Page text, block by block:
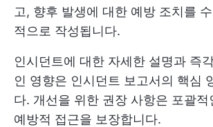
고, 향후 발생에 대한 예방 조치를
적으로 작성됩니다.
인시던트에 대한 자세한 설명과 즉
인 영향은 인시던트 보고서의 핵심
다. 개선을 위한 권장 사항은 포괄적
예방적 접근을 보장합니다.